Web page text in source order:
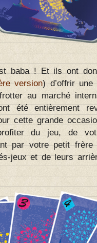
baba ! Et ils ont
version) d’offrir une
au marché
été entièrement
cette grande
du jeu, de
par votre petit frère
jeux et de leurs